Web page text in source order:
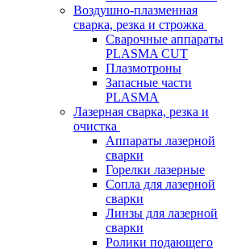
Воздушно-плазменная
сварка, резка и строжка
Сварочные аппараты
PLASMA CUT
Плазмотроны
Запасные части
PLASMA
Лазерная сварка, резка и
очистка
Аппараты лазерной
сварки
Горелки лазерные
Сопла для лазерной
сварки
Линзы для лазерной
сварки
Ролики подающего